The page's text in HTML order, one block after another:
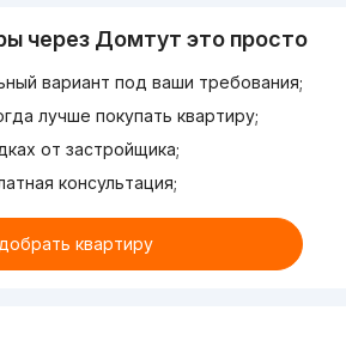
через Домтут это просто
вариант под ваши требования;
лучше покупать квартиру;
от застройщика;
консультация;
квартиру